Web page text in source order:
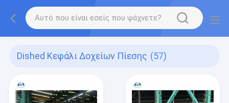
Dished Κεφάλι Δοχείων Πίεσης (57)